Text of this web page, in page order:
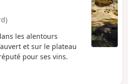
les alentours
et sur le plateau
pour ses vins.